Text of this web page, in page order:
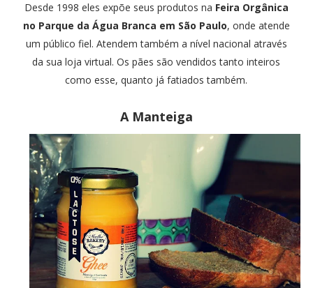
Desde 1998 eles expõe seus produtos na Feira Orgânica
no Parque da Água Branca em São Paulo, onde atende
um público fiel. Atendem também a nível nacional através
da sua loja virtual. Os pães são vendidos tanto inteiros
como esse, quanto já fatiados também.
A Manteiga